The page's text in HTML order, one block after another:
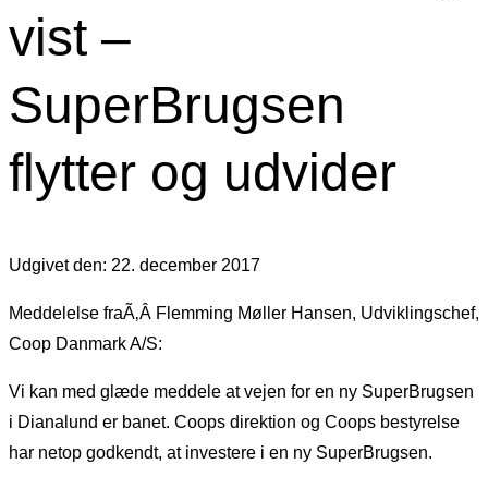
vist –
SuperBrugsen
flytter og udvider
Udgivet den: 22. december 2017
Meddelelse fraÃ‚Â Flemming Møller Hansen, Udviklingschef,
Coop Danmark A/S:
Vi kan med glæde meddele at vejen for en ny SuperBrugsen
i Dianalund er banet. Coops direktion og Coops bestyrelse
har netop godkendt, at investere i en ny SuperBrugsen.